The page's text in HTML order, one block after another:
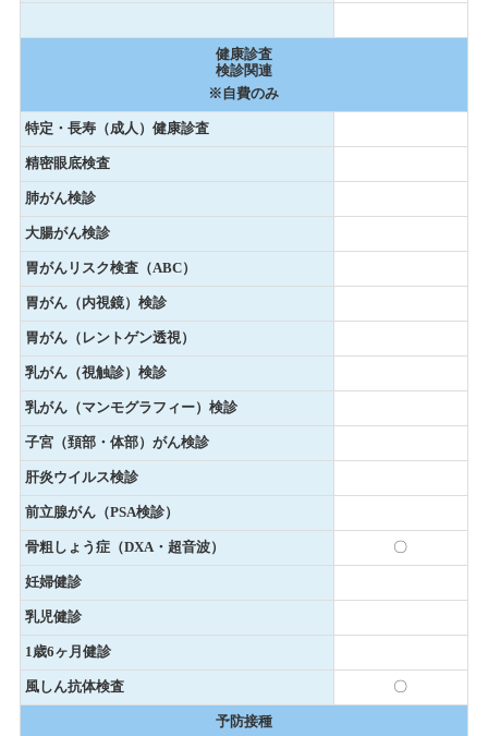
健康診査
検診関連
※自費のみ
特定・長寿（成人）健康診査
精密眼底検査
肺がん検診
大腸がん検診
胃がんリスク検査（ABC）
胃がん（内視鏡）検診
胃がん（レントゲン透視）
乳がん（視触診）検診
乳がん（マンモグラフィー）検診
子宮（頚部・体部）がん検診
肝炎ウイルス検診
前立腺がん（PSA検診）
骨粗しょう症（DXA・超音波） 〇
妊婦健診
乳児健診
1歳6ヶ月健診
風しん抗体検査 〇
予防接種